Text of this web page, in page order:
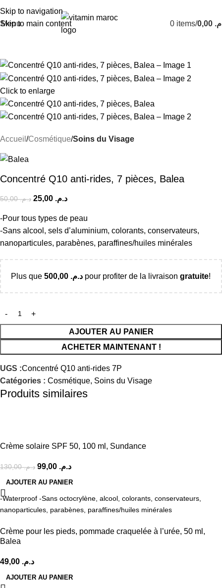
Skip to navigation
Skip to main content
Menu 0 items/
Click to enlarge
Accueil Cosmétique Soins du Visage
Concentré Q10 anti-rides, 7 pièces, Balea
د.م.50,00 د.م.
-Pour tous types de peau
-Sans alcool, sels d’aluminium, colorants, conservateurs,
nanoparticules, parabènes, paraffines/huiles minérales
Plus que د.م. pour profiter de la livraison gratuite!
AJOUTER AU PANIER
ACHETER MAINTENANT !
UGS :Concentré Q10 anti-rides 7P
Catégories : Cosmétique, Soins du Visage
Produits similaires
Crème solaire SPF 50, 100 ml, Sundance
د.م.130,00 د.م.
AJOUTER AU PANIER
-Waterproof -Sans octocrylène, alcool, colorants, conservateurs,
nanoparticules, parabènes, paraffines/huiles minérales
Crème pour les pieds, pommade craquelée à l’urée, 50 ml,
Balea
د.م.
AJOUTER AU PANIER